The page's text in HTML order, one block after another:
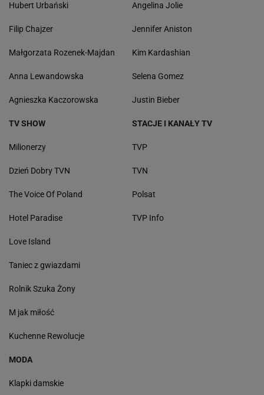
Hubert Urbański
Filip Chajzer
Małgorzata Rozenek-Majdan
Anna Lewandowska
Agnieszka Kaczorowska
Angelina Jolie
Jennifer Aniston
Kim Kardashian
Selena Gomez
Justin Bieber
TV SHOW
Milionerzy
Dzień Dobry TVN
The Voice Of Poland
Hotel Paradise
Love Island
Taniec z gwiazdami
Rolnik Szuka Żony
M jak miłość
Kuchenne Rewolucje
STACJE I KANAŁY TV
TVP
TVN
Polsat
TVP Info
MODA
Klapki damskie